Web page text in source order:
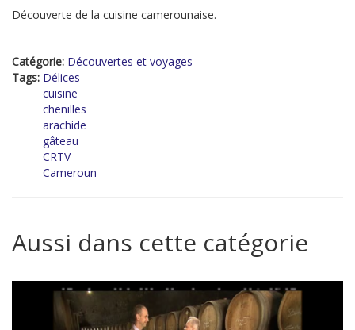
Découverte de la cuisine camerounaise.
Catégorie: Découvertes et voyages
Tags: Délices
cuisine
chenilles
arachide
gâteau
CRTV
Cameroun
Aussi dans cette catégorie